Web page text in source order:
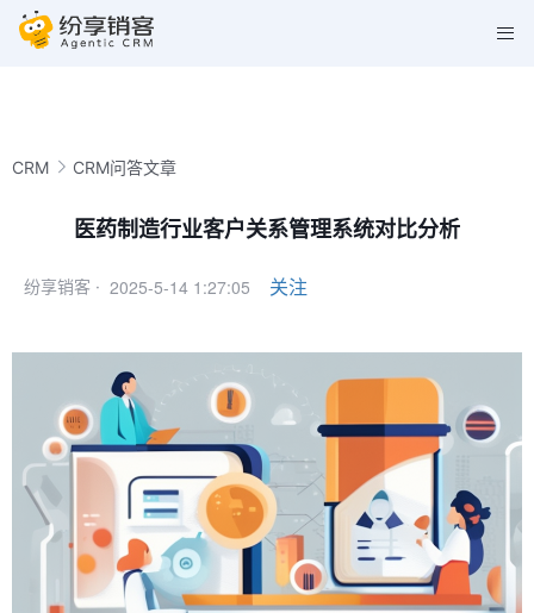
CRM CRM问答文章
医药制造行业客户关系管理系统对比分析
纷享销客 · 2025-5-14 1:27:05 关注